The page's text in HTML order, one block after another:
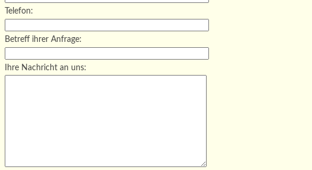
Telefon:
Betreff ihrer Anfrage:
Ihre Nachricht an uns: